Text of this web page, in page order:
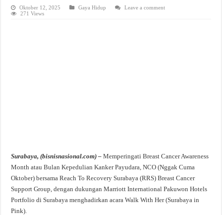
Oktober 12, 2025 Gaya Hidup
Leave a comment
271 Views
Surabaya, (bisnisnasional.com) – Memperingati Breast Cancer Awareness
Month atau Bulan Kepedulian Kanker Payudara, NCO (Nggak Cuma
Oktober) bersama Reach To Recovery Surabaya (RRS) Breast Cancer
Support Group, dengan dukungan Marriott International Pakuwon Hotels
Portfolio di Surabaya menghadirkan acara Walk With Her (Surabaya in
Pink).